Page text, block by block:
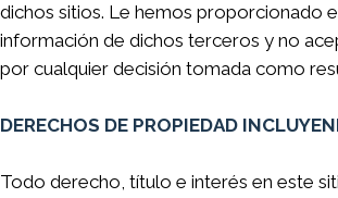
dichos sitios. Le hemos proporcionado
información de dichos terceros y no
por cualquier decisión tomada como
DERECHOS DE PROPIEDAD
Todo derecho, título e interés en este